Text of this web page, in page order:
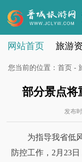
网站首页 旅游
您当前的位置： 首页 -
部分景点将
发布
为指导我省低风
防控工作，2月23